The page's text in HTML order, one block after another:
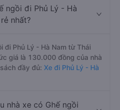
ngồi đi Phủ Lý - Hà
nhất?
đi Phủ Lý - Hà Nam từ Thái
giá là 130.000 đồng của nhà
đầy đủ: Xe đi Phủ Lý - Hà
nhà xe có Ghế ngồi